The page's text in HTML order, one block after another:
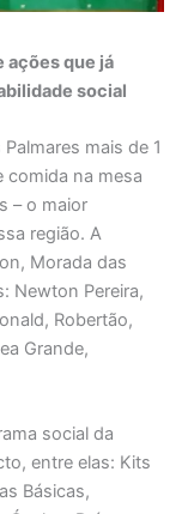
ações que já
social
mais de 1
comida na mesa
– o maior
região. A
Morada das
Newton Pereira,
Robertão,
Grande,
social da
entre elas: Kits
Básicas,